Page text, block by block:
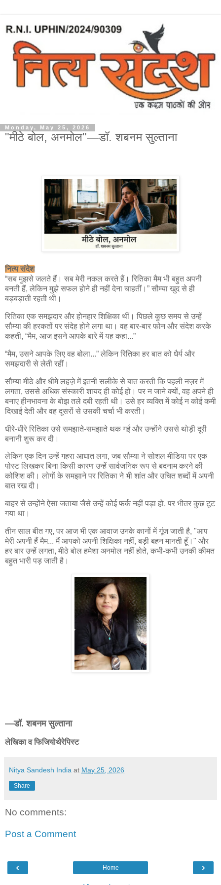
Monday, May 25, 2026
"मीठे बोल, अनमोल"—डॉ. शबनम सुल्ताना
नित्य संदेश
“सब मुझसे जलते हैं। सब मेरी नकल करते हैं। रितिका मैम भी बहुत अपनी
बनती हैं, लेकिन मुझे सफल होने ही नहीं देना चाहतीं।” सौम्या खुद से ही
बड़बड़ाती रहती थी।
रितिका एक समझदार और होनहार शिक्षिका थीं। पिछले कुछ समय से उन्हें
सौम्या की हरकतों पर संदेह होने लगा था। वह बार-बार फोन और संदेश करके
कहती, “मैम, आज इसने आपके बारे में यह कहा...”
“मैम, उसने आपके लिए वह बोला...” लेकिन रितिका हर बात को धैर्य और
समझदारी से लेती रहीं।
सौम्या मीठे और धीमे लहज़े में इतनी सलीके से बात करती कि पहली नज़र में
लगता, उससे अधिक संस्कारी शायद ही कोई हो। पर न जाने क्यों, वह अपने ही
बनाए हीनभावना के बोझ तले दबी रहती थी। उसे हर व्यक्ति में कोई न कोई कमी
दिखाई देती और वह दूसरों से उसकी चर्चा भी करती।
धीरे-धीरे रितिका उसे समझाते-समझाते थक गईं और उन्होंने उससे थोड़ी दूरी
बनानी शुरू कर दी।
लेकिन एक दिन उन्हें गहरा आघात लगा, जब सौम्या ने सोशल मीडिया पर एक
पोस्ट लिखकर बिना किसी कारण उन्हें सार्वजनिक रूप से बदनाम करने की
कोशिश की। लोगों के समझाने पर रितिका ने भी शांत और उचित शब्दों में अपनी
बात रख दी।
बाहर से उन्होंने ऐसा जताया जैसे उन्हें कोई फर्क नहीं पड़ा हो, पर भीतर कुछ टूट
गया था।
तीन साल बीत गए, पर आज भी एक आवाज उनके कानों में गूंज जाती है, "आप
मेरी अपनी हैं मैम... मैं आपको अपनी शिक्षिका नहीं, बड़ी बहन मानती हूँ।" और
हर बार उन्हें लगता, मीठे बोल हमेशा अनमोल नहीं होते, कभी-कभी उनकी कीमत
बहुत भारी पड़ जाती है।
—डॉ. शबनम सुल्ताना
लेखिका व फिजियोथैरेपिस्ट
Nitya Sandesh India at May 25, 2026
Share
No comments:
Post a Comment
‹ ›
Home